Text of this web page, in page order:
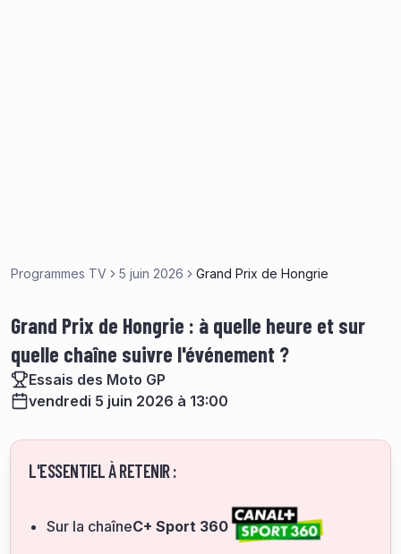
Programmes TV 5 juin 2026 Grand Prix de Hongrie
Grand Prix de Hongrie : à quelle heure et sur
quelle chaîne suivre l'événement ?
Essais des Moto GP
vendredi 5 juin 2026 à 13:00
L'ESSENTIEL À RETENIR :
Sur la chaîneC+ Sport 360